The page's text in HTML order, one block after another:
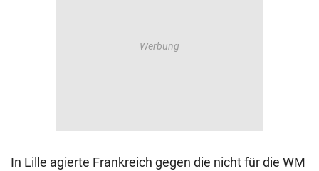
In Lille agierte Frankreich gegen die nicht für die WM